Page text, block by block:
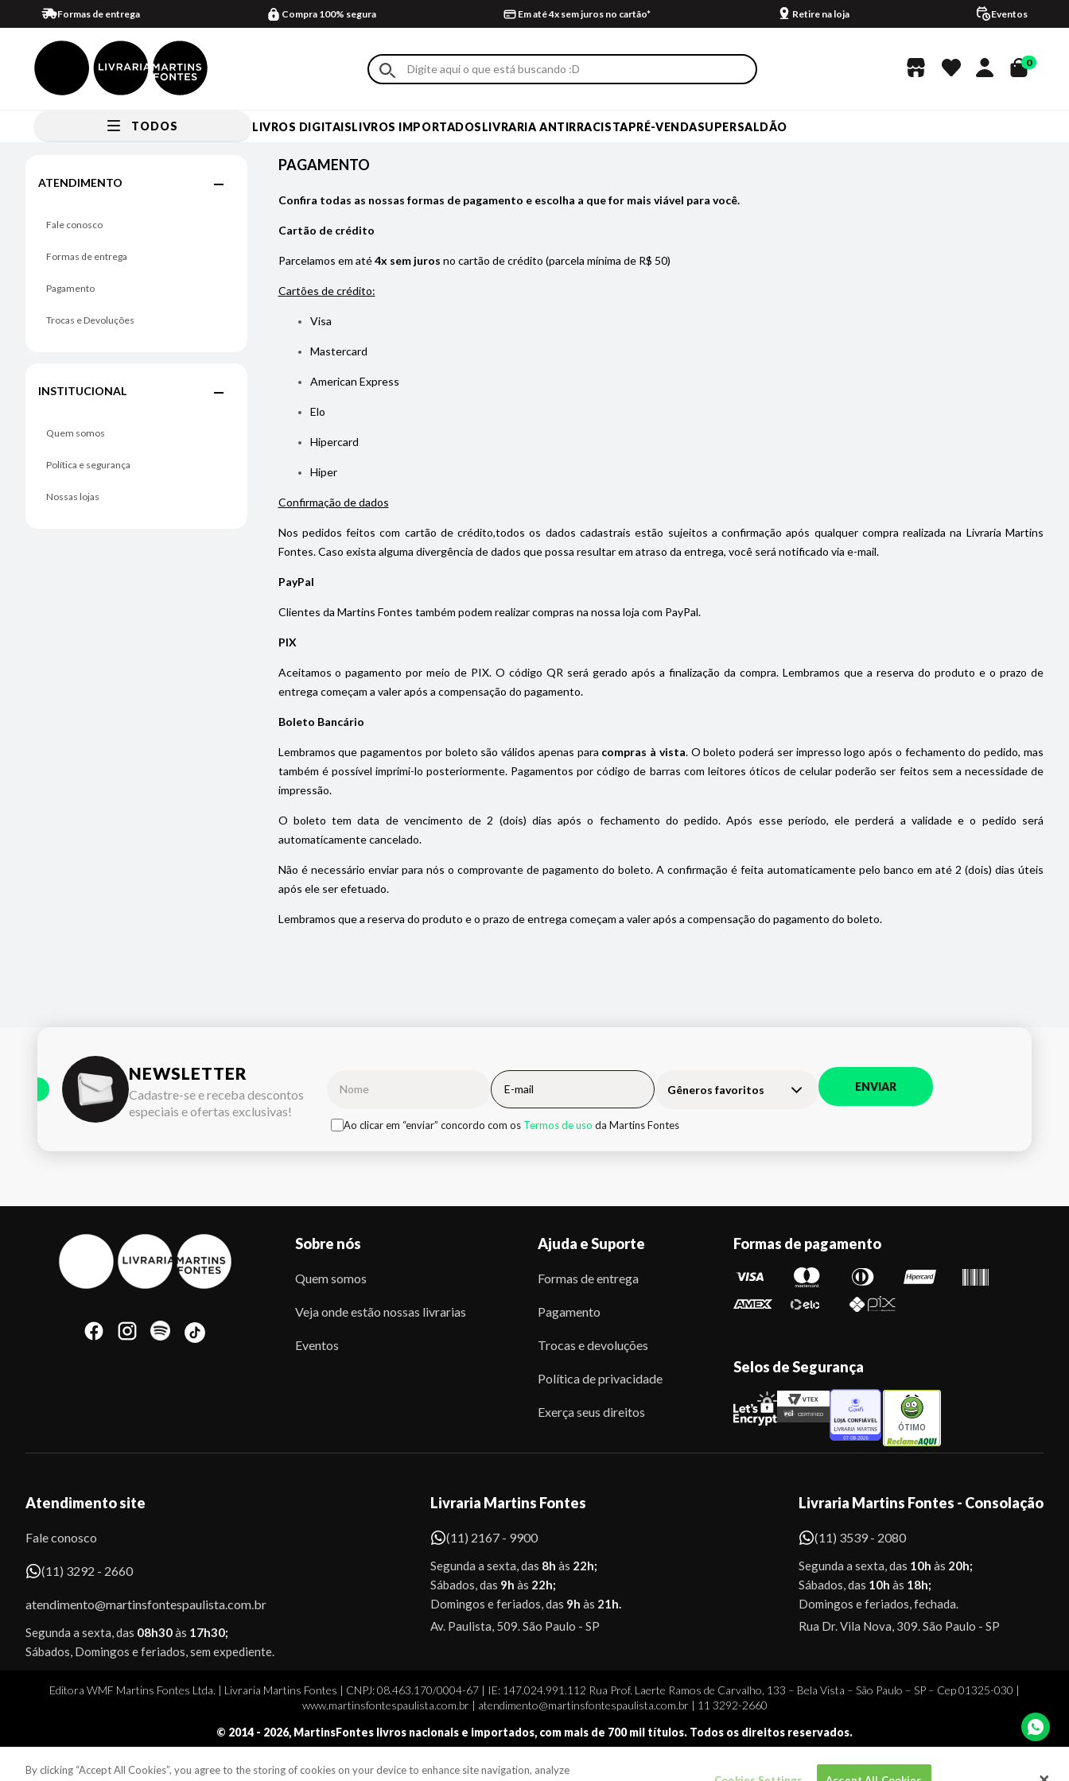
Formas de entrega Compra 100% segura Em até 4x sem juros no cartão* Retire na loja Eventos
0
TODOS LIVROS DIGITAISLIVROS IMPORTADOSLIVRARIA ANTIRRACISTAPRÉ-VENDASUPERSALDÃO
Pagamento
ATENDIMENTO
Fale conosco
Formas de entrega
Pagamento
Trocas e Devoluções
INSTITUCIONAL
Quem somos
Política e segurança
Nossas lojas
PAGAMENTO
Confira todas as nossas formas de pagamento e escolha a que for mais viável para você.
Cartão de crédito
Parcelamos em até4x sem juros no cartão de crédito (parcela mínima de R$ 50)
Cartões de crédito:
Visa
Mastercard
American Express
Elo
Hipercard
Hiper
Confirmação de dados
Nos pedidos feitos com cartão de crédito,todos os dados cadastrais estão sujeitos a confirmação após qualquer compra realizada na Livraria Martins
Fontes. Caso exista alguma divergência de dados que possa resultar em atraso da entrega, você será notificado via e-mail.
PayPal
Clientes da Martins Fontes também podem realizar compras na nossa loja com PayPal.
PIX
Aceitamos o pagamento por meio de PIX. O código QR será gerado após a finalização da compra. Lembramos que a reserva do produto e o prazo de
entrega começam a valer após a compensação do pagamento.
Boleto Bancário
Lembramos que pagamentos por boleto são válidos apenas para compras à vista. O boleto poderá ser impresso logo após o fechamento do pedido, mas
também é possível imprimi-lo posteriormente. Pagamentos por código de barras com leitores óticos de celular poderão ser feitos sem a necessidade de
impressão.
O boleto tem data de vencimento de 2 (dois) dias após o fechamento do pedido. Após esse período, ele perderá a validade e o pedido será
automaticamente cancelado.
Não é necessário enviar para nós o comprovante de pagamento do boleto. A confirmação é feita automaticamente pelo banco em até 2 (dois) dias úteis
após ele ser efetuado.
Lembramos que a reserva do produto e o prazo de entrega começam a valer após a compensação do pagamento do boleto.
NEWSLETTER
Cadastre-se e receba descontos
especiais e ofertas exclusivas!
Gêneros favoritos ENVIAR
Ao clicar em “enviar” concordo com os Termos de uso da Martins Fontes
Sobe
Sobre nós
Quem somos
Veja onde estão nossas livrarias
Eventos
Ajuda e Suporte
Formas de entrega
Pagamento
Trocas e devoluções
Política de privacidade
Exerça seus direitos
Formas de pagamento
Selos de Segurança
ÓTIMO
Atendimento site
Fale conosco
(11) 3292 - 2660
atendimento@martinsfontespaulista.com.br
Segunda a sexta, das 08h30às 17h30;
Sábados, Domingos e feriados, sem expediente.
Livraria Martins Fontes
(11) 2167 - 9900
Segunda a sexta, das 8h às 22h;
Sábados, das 9h às 22h;
Domingos e feriados, das 9h às 21h.
Av. Paulista, 509. São Paulo - SP
Livraria Martins Fontes - Consolação
(11) 3539 - 2080
Segunda a sexta, das 10h às 20h;
Sábados, das 10h às 18h;
Domingos e feriados, fechada.
Rua Dr. Vila Nova, 309. São Paulo - SP
Editora WMF Martins Fontes Ltda. | Livraria Martins Fontes | CNPJ: 08.463.170/0004-67 | IE: 147.024.991.112 Rua Prof. Laerte Ramos de Carvalho, 133 – Bela Vista – São Paulo – SP – Cep 01325-030 |
www.martinsfontespaulista.com.br | atendimento@martinsfontespaulista.com.br | 11 3292-2660
© 2014 - 2026, MartinsFontes livros nacionais e importados, com mais de 700 mil títulos. Todos os direitos reservados.
By clicking “Accept All Cookies”, you agree to the storing of cookies on your device to enhance site navigation, analyze